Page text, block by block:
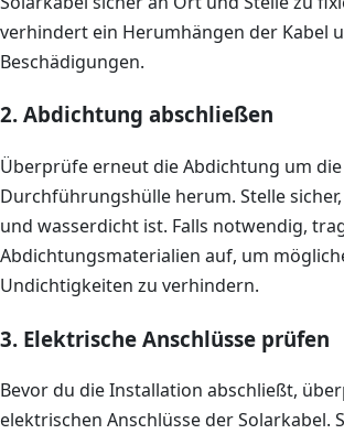
verhindert ein Herumhängen der Kabel
Beschädigungen.
2. Abdichtung abschließen
Überprüfe erneut die Abdichtung um die
Durchführungshülle herum. Stelle
und wasserdicht ist. Falls notwendig,
Abdichtungsmaterialien auf, um
Undichtigkeiten zu verhindern.
3. Elektrische Anschlüsse prüfen
Bevor du die Installation abschließt,
elektrischen Anschlüsse der Solarkabel.